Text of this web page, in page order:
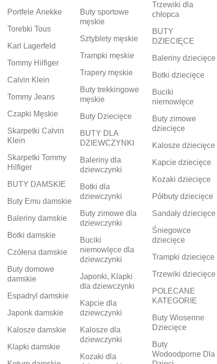
Portfele Anekke
Torebki Tous
Karl Lagerfeld
Tommy Hilfiger
Calvin Klein
Tommy Jeans
Czapki Męskie
Skarpetki Calvin
Klein
Skarpetki Tommy
Hilfiger
BUTY DAMSKIE
Buty Emu damskie
Baleriny damskie
Botki damskie
Czółena damskie
Buty domowe
damskie
Espadryl damskie
Japonk damskie
Kalosze damskie
Klapki damskie
Buty sportowe
męskie
Sztyblety męskie
Trampki męskie
Trapery męskie
Buty trekkingowe
męskie
Buty Dziecięce
BUTY DLA
DZIEWCZYNKI
Baleriny dla
dziewczynki
Botki dla
dziewczynki
Buty zimowe dla
dziewczynki
Buciki
niemowlęce dla
dziewczynki
Japonki, Klapki
dla dziewczynki
Kapcie dla
dziewczynki
Kalosze dla
dziewczynki
Kozaki dla
Trzewiki dla
chłopca
BUTY
DZIECIĘCE
Baleriny dziecięce
Botki dziecięce
Buciki
niemowlęce
Buty zimowe
dziecięce
Kalosze dziecięce
Kapcie dziecięce
Kozaki dziecięce
Półbuty dziecięce
Sandały dziecięce
Śniegowce
dziecięce
Trampki dziecięce
Trzewiki dziecięce
POLECANE
KATEGORIE
Buty Wiosenne
Dziecięce
Buty
Wodoodporne Dla